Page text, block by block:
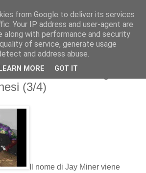
Una storia dell'Amiga,
(3/4)
Il nome di Jay Miner viene
from Google to deliver its services
Your IP address and user-agent are
along with performance and security
of service, generate usage
and address abuse.
LEARN MORE GOT IT